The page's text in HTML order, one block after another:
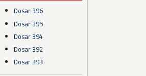
Dosar 396
Dosar 395
Dosar 394
Dosar 392
Dosar 393